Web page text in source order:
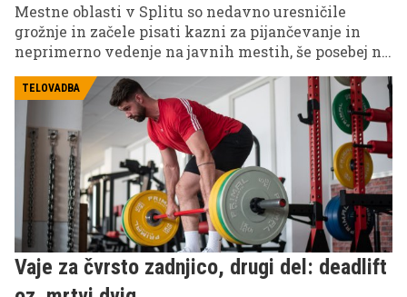
Mestne oblasti v Splitu so nedavno uresničile
grožnje in začele pisati kazni za pijančevanje in
neprimerno vedenje na javnih mestih, še posebej na
pregnati podivjane, predvsem mlade turiste, ki
pijani motijo javni red in mir v nočnih urah in
kravžljajo živce domačinom.
TELOVADBA
Vaje za čvrsto zadnjico, drugi del: deadlift